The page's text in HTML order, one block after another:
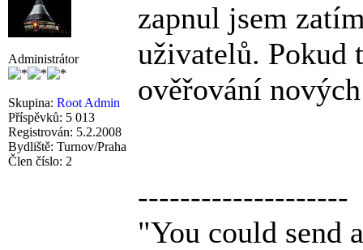
Administrátor
Skupina: Root Admin
Příspěvků: 5 013
Registrován: 5.2.2008
Bydliště: Turnov/Praha
Člen číslo: 2
zapnul jsem
uživatelů. Pokud
ověřování
--------------------
"You could send